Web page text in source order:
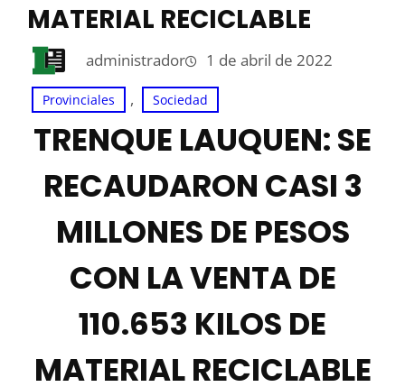
MATERIAL RECICLABLE
administrador 1 de abril de 2022
Provinciales , Sociedad
TRENQUE LAUQUEN: SE
RECAUDARON CASI 3
MILLONES DE PESOS
CON LA VENTA DE
110.653 KILOS DE
MATERIAL RECICLABLE